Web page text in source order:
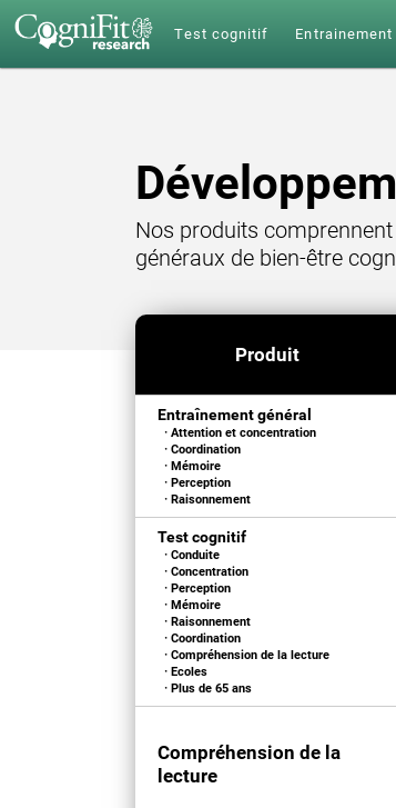
Test cognitif Entrainement
Nos produits
généraux de bien-être
Produit
Entraînement général
· Attention et concentration
· Coordination
· Mémoire
· Perception
· Raisonnement
Test cognitif
· Conduite
· Concentration
· Perception
· Mémoire
· Raisonnement
· Coordination
· Compréhension de la lecture
· Ecoles
· Plus de 65 ans
Compréhension de la
lecture